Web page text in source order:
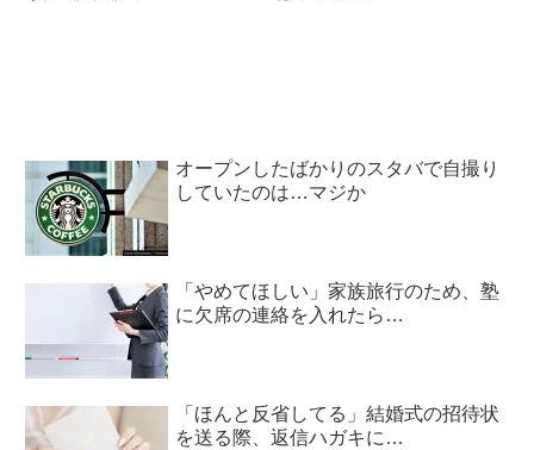
オープンしたばかりのスタバで自撮り
していたのは…マジか
「やめてほしい」家族旅行のため、塾
に欠席の連絡を入れたら…
「ほんと反省してる」結婚式の招待状
を送る際、返信ハガキに…